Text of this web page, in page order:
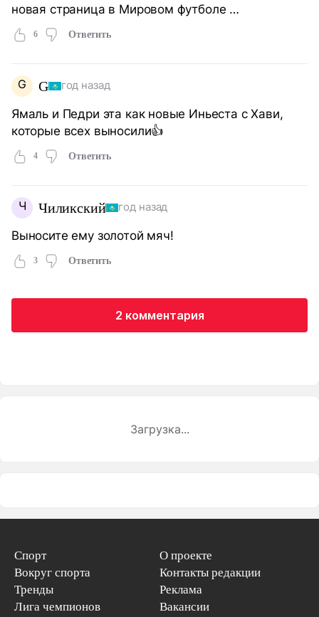
новая страница в Мировом футболе …
6 Ответить
G G год назад
Ямаль и Педри эта как новые Иньеста с Хави,
которые всех выносили👍
4 Ответить
Ч Чиликский год назад
Выносите ему золотой мяч!
3 Ответить
2 комментария
Загрузка...
Спорт
Вокруг спорта
Тренды
Лига чемпионов
О проекте
Контакты редакции
Реклама
Вакансии